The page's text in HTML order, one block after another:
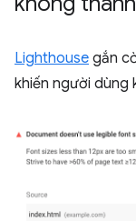
Lighthouse gắn
khiến người dùng